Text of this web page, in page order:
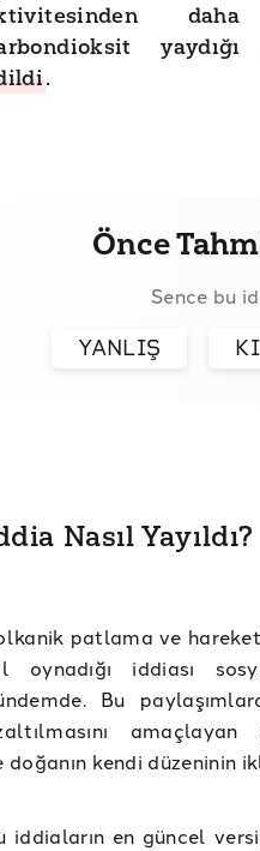
.
Önce
Sence bu
YANLIŞ
Nasıl Yayıldı?
patlama ve
oynadığı iddiası
Bu
doğanın kendi düzeninin
iddiaların en güncel